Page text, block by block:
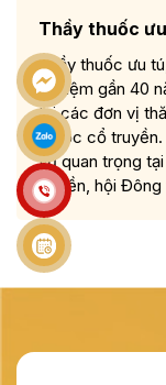
Thầy thuốc
Thầy thuốc ưu
nghiệm gần 40
tại các đơn vị
Y học cổ
vụ quan trọng
truyền, hội Đông